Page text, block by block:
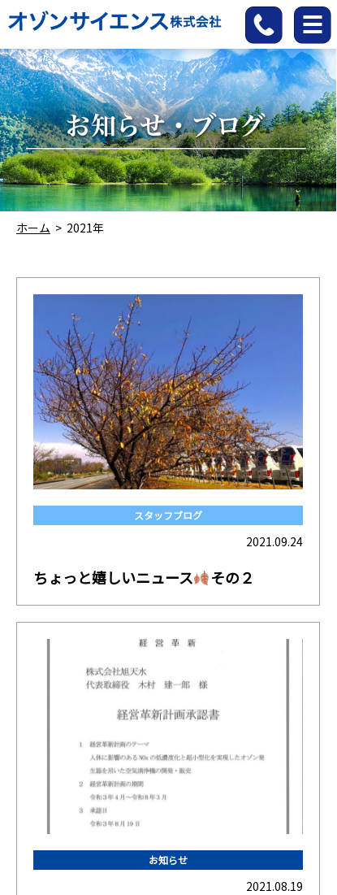
ホーム > 2021年
スタッフブログ
2021.09.24
ちょっと嬉しいニュース その２
お知らせ
2021.08.19